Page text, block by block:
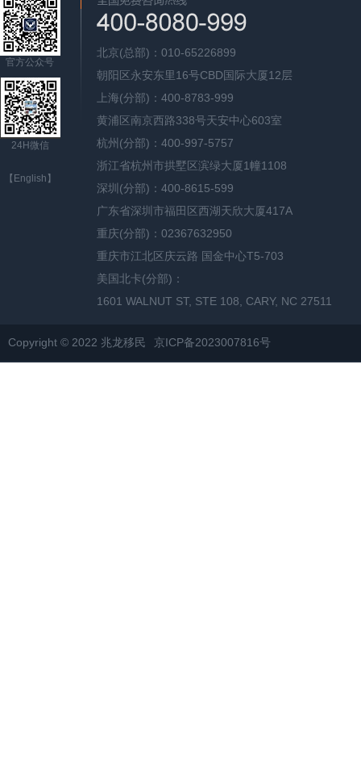
官方公众号
24H微信
【English】
北京(总部)：010-65226899
朝阳区永安东里16号CBD国际大厦12层
上海(分部)：400-8783-999
黄浦区南京西路338号天安中心603室
杭州(分部)：400-997-5757
浙江省杭州市拱墅区滨绿大厦1幢1108
深圳(分部)：400-8615-599
广东省深圳市福田区西湖天欣大厦417A
重庆(分部)：02367632950
重庆市江北区庆云路 国金中心T5-703
美国北卡(分部)：
1601 WALNUT ST, STE 108, CARY, NC 27511
Copyright © 2022 兆龙移民 京ICP备2023007816号